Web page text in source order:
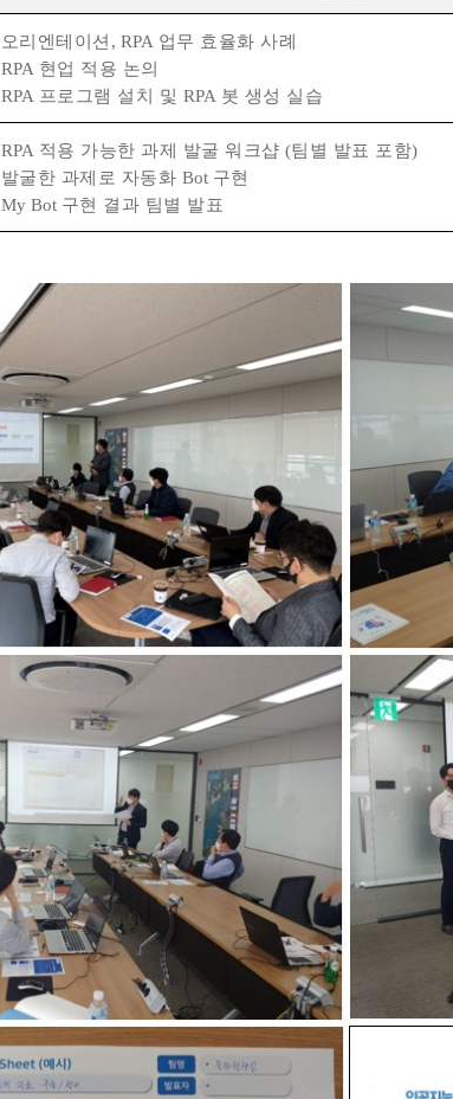
오리엔테이션 , RPA 업무 효율화 사례
RPA 현업 적용 논의
RPA 프로그램 설치 및 RPA 봇 생성 실습
RPA 적용 가능한 과제 발굴 워크샵(팀별 발표 포함)
발굴한 과제로 자동화 Bot 구현
My Bot 구현 결과 팀별 발표